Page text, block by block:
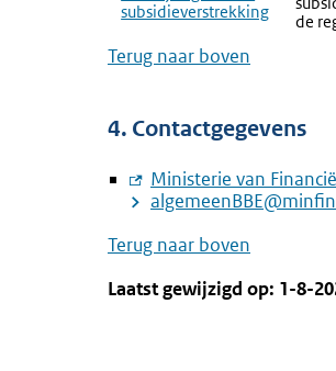
subsidieverstrekking
de
Terug naar boven
4. Contactgegevens
Externe
link:
Ministerie van
Terug naar boven
Laatst gewijzigd op: 1-8-